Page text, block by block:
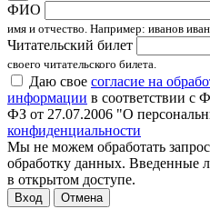
ФИО
имя и отчество. Например: иванов
Читательский билет
своего читательского билета.
Даю свое согласие на
информации в соответствии с
ФЗ от 27.07.2006 "О
конфиденциальности
Мы не можем обработать
обработку данных. Введенные
в открытом доступе.
Отмена